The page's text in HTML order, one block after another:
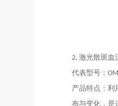
2. 激光散斑血
代表型号：
产品特点：利
布与变化，是